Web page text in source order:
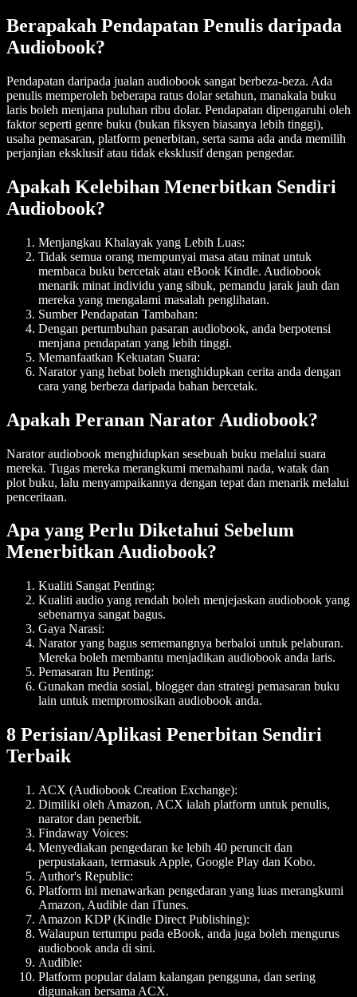
Berapakah Pendapatan Penulis daripada
Audiobook?
Pendapatan daripada jualan audiobook sangat berbeza-beza. Ada
penulis memperoleh beberapa ratus dolar setahun, manakala buku
laris boleh menjana puluhan ribu dolar. Pendapatan dipengaruhi oleh
faktor seperti genre buku (bukan fiksyen biasanya lebih tinggi),
usaha pemasaran, platform penerbitan, serta sama ada anda memilih
perjanjian eksklusif atau tidak eksklusif dengan pengedar.
Apakah Kelebihan Menerbitkan Sendiri
Audiobook?
Menjangkau Khalayak yang Lebih Luas:
Tidak semua orang mempunyai masa atau minat untuk
membaca buku bercetak atau eBook Kindle. Audiobook
menarik minat individu yang sibuk, pemandu jarak jauh dan
mereka yang mengalami masalah penglihatan.
Sumber Pendapatan Tambahan:
Dengan pertumbuhan pasaran audiobook, anda berpotensi
menjana pendapatan yang lebih tinggi.
Memanfaatkan Kekuatan Suara:
Narator yang hebat boleh menghidupkan cerita anda dengan
cara yang berbeza daripada bahan bercetak.
Apakah Peranan Narator Audiobook?
Narator audiobook menghidupkan sesebuah buku melalui suara
mereka. Tugas mereka merangkumi memahami nada, watak dan
plot buku, lalu menyampaikannya dengan tepat dan menarik melalui
penceritaan.
Apa yang Perlu Diketahui Sebelum
Menerbitkan Audiobook?
Kualiti Sangat Penting:
Kualiti audio yang rendah boleh menjejaskan audiobook yang
sebenarnya sangat bagus.
Gaya Narasi:
Narator yang bagus sememangnya berbaloi untuk pelaburan.
Mereka boleh membantu menjadikan audiobook anda laris.
Pemasaran Itu Penting:
Gunakan media sosial, blogger dan strategi pemasaran buku
lain untuk mempromosikan audiobook anda.
8 Perisian/Aplikasi Penerbitan Sendiri
Terbaik
ACX (Audiobook Creation Exchange):
Dimiliki oleh Amazon, ACX ialah platform untuk penulis,
narator dan penerbit.
Findaway Voices:
Menyediakan pengedaran ke lebih 40 peruncit dan
perpustakaan, termasuk Apple, Google Play dan Kobo.
Author's Republic:
Platform ini menawarkan pengedaran yang luas merangkumi
Amazon, Audible dan iTunes.
Amazon KDP (Kindle Direct Publishing):
Walaupun tertumpu pada eBook, anda juga boleh mengurus
audiobook anda di sini.
Audible:
Platform popular dalam kalangan pengguna, dan sering
digunakan bersama ACX.